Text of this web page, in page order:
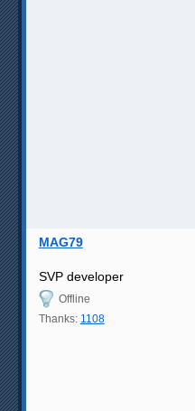
MAG79
SVP developer
Offline
Thanks: 1108